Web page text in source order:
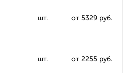
шт. от 5329 руб.
шт. от 2255 руб.